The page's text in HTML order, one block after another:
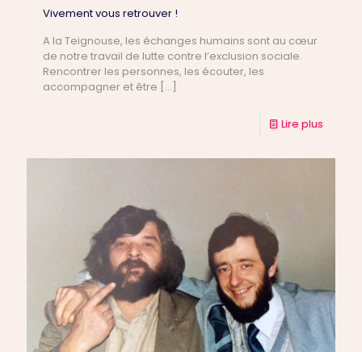
Vivement vous retrouver !
A la Teignouse, les échanges humains sont au cœur
de notre travail de lutte contre l’exclusion sociale.
Rencontrer les personnes, les écouter, les
accompagner et être […]
Lire plus